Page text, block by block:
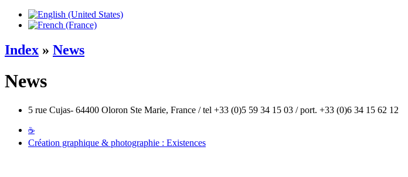
Index » News
News
5 rue Cujas- 64400 Oloron Ste Marie, France / tel +33 (0)5 59 34 15 03 / port. +33 (0)6 34 15 62 12
☕
Création graphique & photographie : Existences